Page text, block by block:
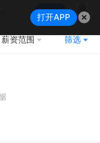
搜索
地图
薪资范围 筛选
打开APP